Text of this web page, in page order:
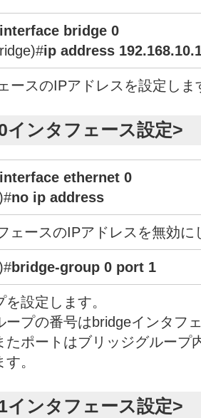
interface bridge 0
ip address
ースのIPアドレスを設定しま
インタフェース設定>
interface ethernet 0
no ip address
ェースのIPアドレスを無効に
bridge-group 0 port 1
設定します。
プの番号はbridgeインタフ
たポートはブリッジグループ
。
インタフェース設定>